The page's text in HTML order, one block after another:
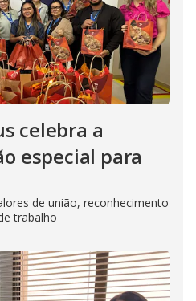
celebra a
especial para
de união, reconhecimento
trabalho